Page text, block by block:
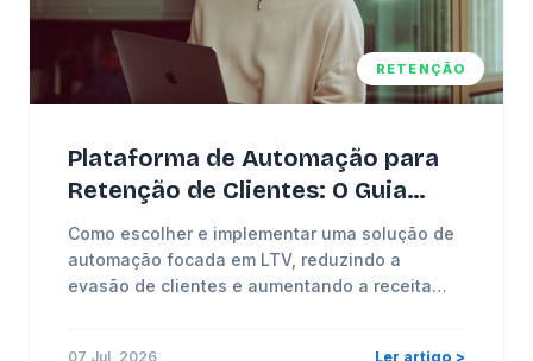
RETENÇÃO
Plataforma de Automação para
Retenção de Clientes: O Guia
Definitivo
Como escolher e implementar uma solução de
automação focada em LTV, reduzindo a
evasão de clientes e aumentando a receita
07 Jul, 2026 Ler artigo >